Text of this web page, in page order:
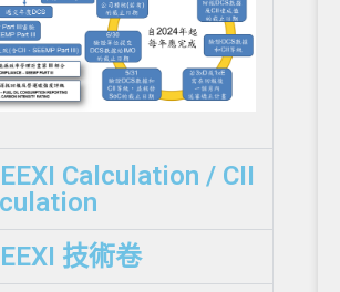
Calculation / CII
技術卷